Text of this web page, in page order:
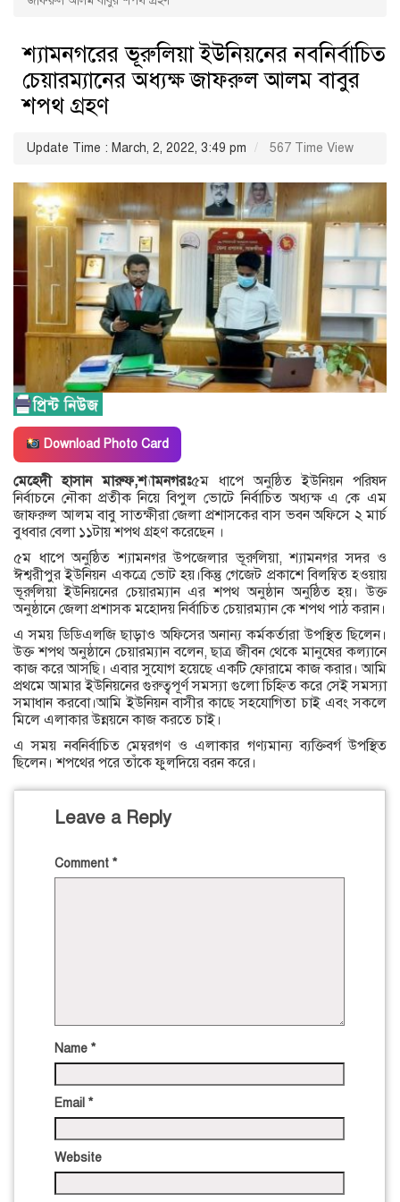
শ্যামনগরের ভূরুলিয়া ইউনিয়নের নবনির্বাচিত
চেয়ারম্যানের অধ্যক্ষ জাফরুল আলম বাবুর
শপথ গ্রহণ
Update Time : March, 2, 2022, 3:49 pm 567 Time View
Download Photo Card
মেহেদী হাসান মারুফ,শ্যামনগরঃ৫ম ধাপে অনুষ্ঠিত ইউনিয়ন পরিষদ
নির্বাচনে নৌকা প্রতীক নিয়ে বিপুল ভোটে নির্বাচিত অধ্যক্ষ এ কে এম
জাফরুল আলম বাবু সাতক্ষীরা জেলা প্রশাসকের বাস ভবন অফিসে ২ মার্চ
বুধবার বেলা ১১টায় শপথ গ্রহণ করেছেন ।
৫ম ধাপে অনুষ্ঠিত শ্যামনগর উপজেলার ভূরুলিয়া, শ্যামনগর সদর ও
ঈশ্বরীপুর ইউনিয়ন একত্রে ভোট হয়।কিন্তু গেজেট প্রকাশে বিলম্বিত হওয়ায়
ভূরুলিয়া ইউনিয়নের চেয়ারম্যান এর শপথ অনুষ্ঠান অনুষ্ঠিত হয়। উক্ত
অনুষ্ঠানে জেলা প্রশাসক মহোদয় নির্বাচিত চেয়ারম্যান কে শপথ পাঠ করান।
এ সময় ডিডিএলজি ছাড়াও অফিসের অনান্য কর্মকর্তারা উপস্থিত ছিলেন।
উক্ত শপথ অনুষ্ঠানে চেয়ারম্যান বলেন, ছাত্র জীবন থেকে মানুষের কল্যানে
কাজ করে আসছি। এবার সুযোগ হয়েছে একটি ফোরামে কাজ করার। আমি
প্রথমে আমার ইউনিয়নের গুরুত্বপূর্ণ সমস্যা গুলো চিহ্নিত করে সেই সমস্যা
সমাধান করবো।আমি ইউনিয়ন বাসীর কাছে সহযোগিতা চাই এবং সকলে
মিলে এলাকার উন্নয়নে কাজ করতে চাই।
এ সময় নবনির্বাচিত মেম্বরগণ ও এলাকার গণ্যমান্য ব্যক্তিবর্গ উপস্থিত
ছিলেন। শপথের পরে তাঁকে ফুলদিয়ে বরন করে।
Leave a Reply
Comment *
Name *
Email *
Website